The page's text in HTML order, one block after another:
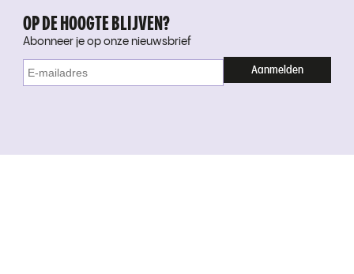
OP DE HOOGTE BLIJVEN?
Abonneer je op onze nieuwsbrief